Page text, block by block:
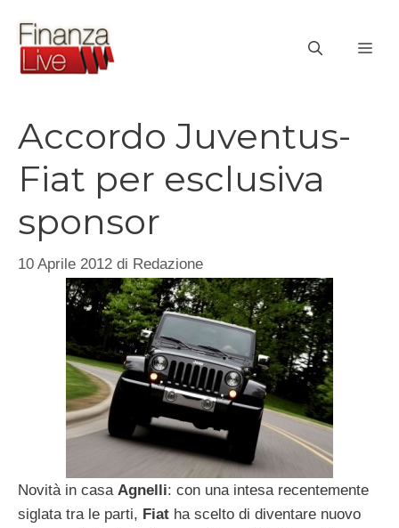
contenuto
Accordo Juventus-
Fiat per esclusiva
sponsor
10 Aprile 2012 di Redazione
Novità in casa Agnelli: con una intesa recentemente
siglata tra le parti, Fiat ha scelto di diventare nuovo